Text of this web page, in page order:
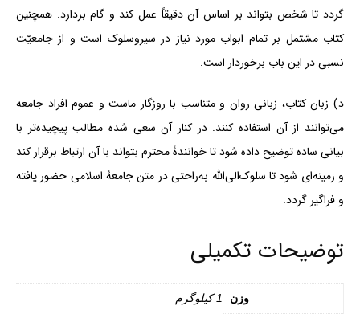
گردد تا شخص بتواند بر اساس آن دقیقاً عمل کند و گام بردارد. همچنین
کتاب مشتمل بر تمام ابواب مورد نیاز در سیروسلوک است و از جامعیّت
نسبی در این باب برخوردار است.
د) زبان کتاب، زبانی روان و متناسب با روزگار ماست و عموم افراد جامعه
می‏‌توانند از آن استفاده کنند. در کنار آن سعی شده مطالب پیچیده‌تر با
بیانی ساده توضیح داده شود تا خوانندۀ محترم بتواند با آن ارتباط برقرار کند
و زمینه‏‌ای شود تا سلوک‌الی‌الله به‌راحتی در متن جامعۀ اسلامی حضور یافته
و فراگیر گردد.
توضیحات تکمیلی
وزن 1 کیلوگرم